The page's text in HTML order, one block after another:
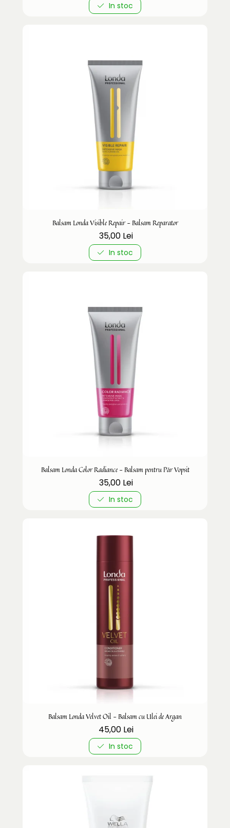
In stoc
Balsam Londa Visible Repair - Balsam Reparator
35,00 Lei
In stoc
Balsam Londa Color Radiance - Balsam pentru Păr Vopsit
35,00 Lei
In stoc
Balsam Londa Velvet Oil - Balsam cu Ulei de Argan
45,00 Lei
In stoc